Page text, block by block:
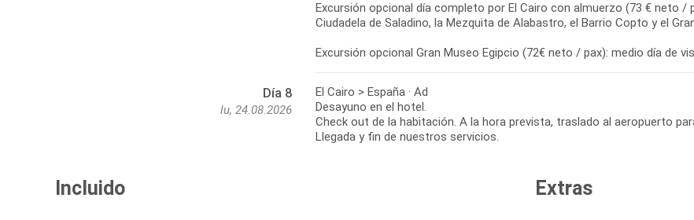
Excursión opcional día completo por El Cairo con almuerzo (73 € neto
Ciudadela de Saladino, la Mezquita de Alabastro, el Barrio Copto y el
Excursión opcional Gran Museo Egipcio (72€ neto / pax): medio día de
Día 8
lu, 24.08.2026
El Cairo > España · Ad
Desayuno en el hotel.
Check out de la habitación. A la hora prevista, traslado al aeropuerto
Llegada y fin de nuestros servicios.
Incluido Extras